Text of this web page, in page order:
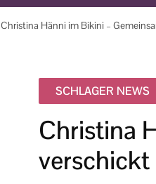
Christina Hänni im Bikini –
SCHLAGER NEWS
Christina
verschickt